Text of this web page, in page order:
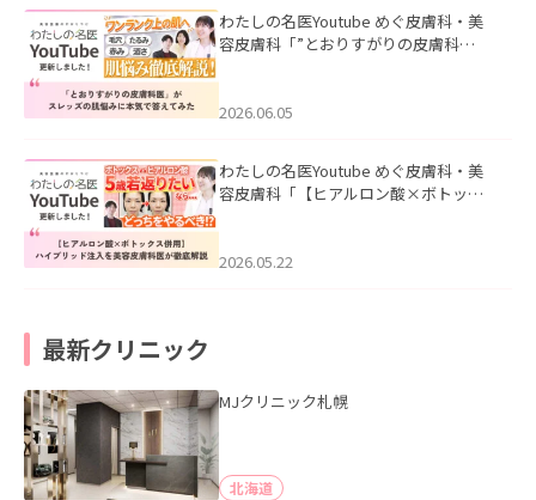
わたしの名医Youtube めぐ皮膚科・美
容皮膚科「”とおりすがりの皮膚科
2026.06.05
わたしの名医Youtube めぐ皮膚科・美
容皮膚科「【ヒアルロン酸×ボトック
た。
2026.05.22
最新クリニック
MJクリニック札幌
北海道